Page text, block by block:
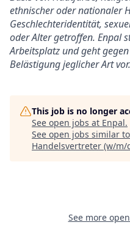
ethnischer oder nationaler
Geschlechteridentität,
oder Alter getroffen. Enpal
Arbeitsplatz und geht
Belästigung jeglicher Art vor.
This job is no longer
See open jobs at Enpal.
See open jobs similar
Handelsvertreter (w/m/
See more